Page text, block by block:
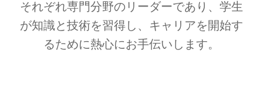
それぞれ専門分野のリーダーであり、学生
が知識と技術を習得し、キャリアを開始す
るために熱心にお手伝いします。